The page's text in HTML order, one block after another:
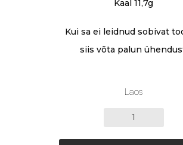
Kaal 11,7g
Kui sa ei leidnud sobivat
siis võta palun
Laos
KAELAKEE